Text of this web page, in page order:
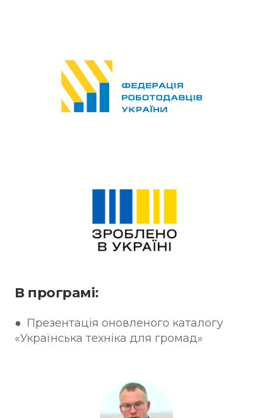
В програмі:
● Презентація оновленого каталогу
«Українська техніка для громад»